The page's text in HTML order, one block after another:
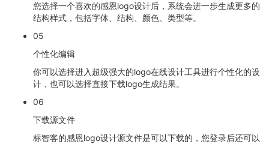
您选择一个喜欢的感恩logo设计后，系统会进一步生成更多的
结构样式，包括字体、结构、颜色、类型等。
05
个性化编辑
你可以选择进入超级强大的logo在线设计工具进行个性化的设
计，也可以选择直接下载logo生成结果。
06
下载源文件
标智客的感恩logo设计源文件是可以下载的，您登录后还可以